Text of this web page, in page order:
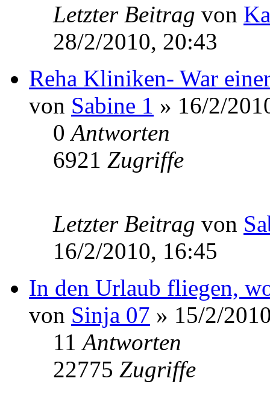
Letzter Beitrag von
28/2/2010, 20:43
Reha Kliniken- War
von Sabine 1 » 16/2/
0Antworten
6921 Zugriffe
Letzter Beitrag von
16/2/2010, 16:45
In den Urlaub fliegen,
von Sinja 07 » 15/2/
11Antworten
22775 Zugriffe